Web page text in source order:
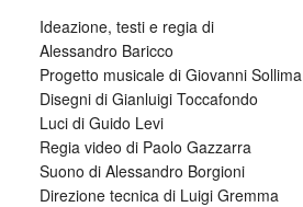
Ideazione, testi e regia di
Alessandro Baricco
Progetto musicale di Giovanni Sollima
Disegni di Gianluigi Toccafondo
Luci di Guido Levi
Regia video di Paolo Gazzarra
Suono di Alessandro Borgioni
Direzione tecnica di Luigi Gremma